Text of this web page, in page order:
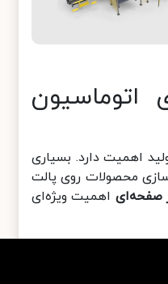
اتوماسیون
اهمیت دارد. بسیاری
محصولات روی پالت
صفحه‌ایاهمیت ویژه‌ای